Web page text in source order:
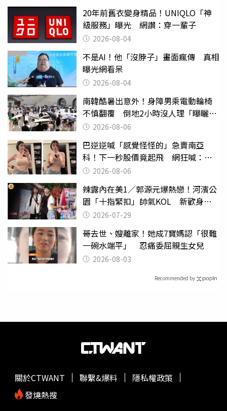
20年前舊衣變身精品！UNIQLO「神
級服務」曝光 網讚：穿一輩子
2026-08-04
不是AI！他「沒脖子」畫面瘋傳 真相
曝光網看呆
2026-08-04
南韓酷暑出意外！身障男乘電動輪椅
不慎翻覆 倒地2小時沒人理「曝曬
亡」2026-08-06
巴逆逆喊「感覺怪怪的」急賣南亞
科！下一秒股價竟起飛 網狂喊：大V
天龍2026-08-06
辣露內在美1／郭源元爆熱戀！河濱公
園「十指緊扣」帥氣KOL 新歡身份
曝光2026-07-29
哥去世、嫂離家！她成7寶媽認「很難
一碗水端平」 忍痛委屈親生女兒
2026-08-03
Recommended by
關於CTWANT 聯繫&爆料
隱私權政策
發燒熱搜